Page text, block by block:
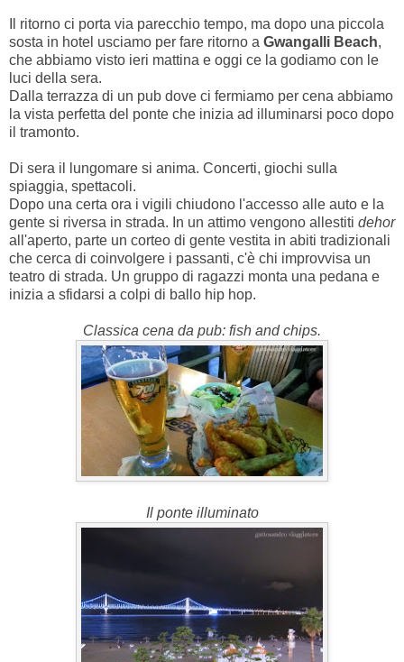
Il ritorno ci porta via parecchio tempo, ma dopo una piccola
sosta in hotel usciamo per fare ritorno a Gwangalli Beach,
che abbiamo visto ieri mattina e oggi ce la godiamo con le
luci della sera.
Dalla terrazza di un pub dove ci fermiamo per cena abbiamo
la vista perfetta del ponte che inizia ad illuminarsi poco dopo
il tramonto.
Di sera il lungomare si anima. Concerti, giochi sulla
spiaggia, spettacoli.
Dopo una certa ora i vigili chiudono l'accesso alle auto e la
gente si riversa in strada. In un attimo vengono allestiti dehor
all'aperto, parte un corteo di gente vestita in abiti tradizionali
che cerca di coinvolgere i passanti, c'è chi improvvisa un
teatro di strada. Un gruppo di ragazzi monta una pedana e
inizia a sfidarsi a colpi di ballo hip hop.
Classica cena da pub: fish and chips.
Il ponte illuminato